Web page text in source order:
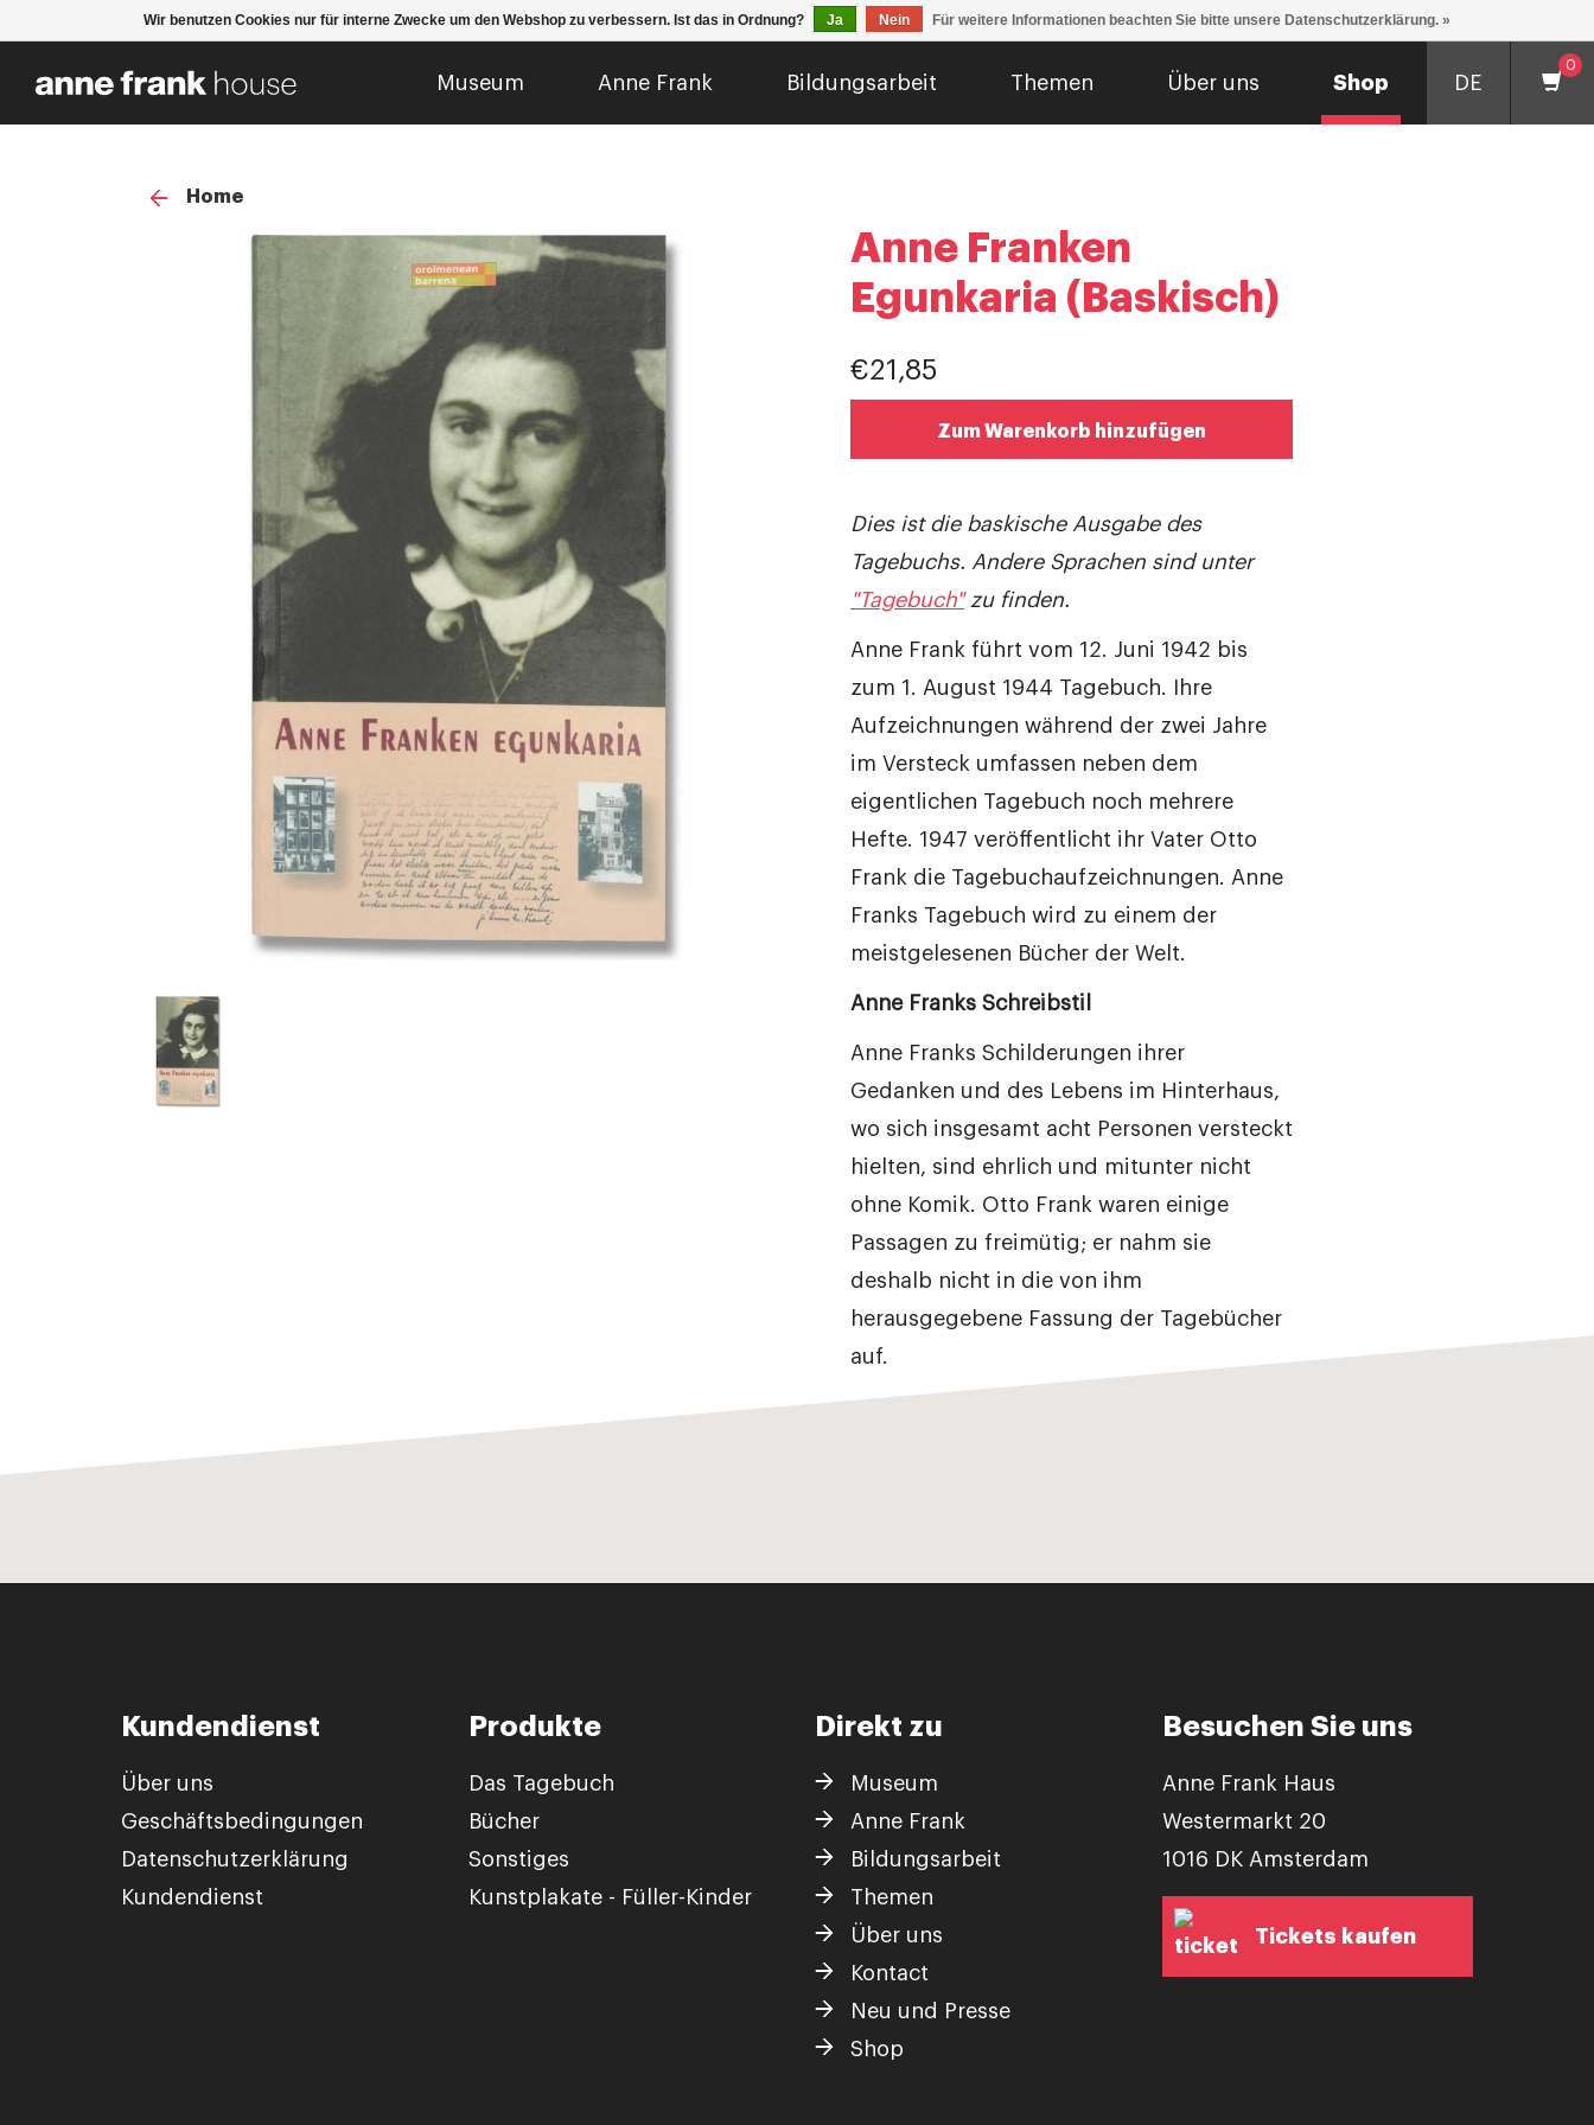
Museum Anne Frank Bildungsarbeit Themen Über uns Shop DE
0
Home
Anne Franken
Egunkaria (Baskisch)
€21,85
Zum Warenkorb hinzufügen
Dies ist die baskische Ausgabe des
Tagebuchs. Andere Sprachen sind unter
"Tagebuch"zu finden.
Anne Frank führt vom 12. Juni 1942 bis
zum 1. August 1944 Tagebuch. Ihre
Aufzeichnungen während der zwei Jahre
im Versteck umfassen neben dem
eigentlichen Tagebuch noch mehrere
Hefte. 1947 veröffentlicht ihr Vater Otto
Frank die Tagebuchaufzeichnungen. Anne
Franks Tagebuch wird zu einem der
meistgelesenen Bücher der Welt.
Anne Franks Schreibstil
Anne Franks Schilderungen ihrer
Gedanken und des Lebens im Hinterhaus,
wo sich insgesamt acht Personen versteckt
hielten, sind ehrlich und mitunter nicht
ohne Komik. Otto Frank waren einige
Passagen zu freimütig; er nahm sie
deshalb nicht in die von ihm
herausgegebene Fassung der Tagebücher
auf.
Kundendienst
Über uns
Geschäftsbedingungen
Datenschutzerklärung
Kundendienst
Produkte
Das Tagebuch
Bücher
Sonstiges
Kunstplakate - Füller-Kinder
Direkt zu
Museum
Anne Frank
Bildungsarbeit
Themen
Über uns
Kontact
Neu und Presse
Shop
Besuchen Sie uns
Anne Frank Haus
Westermarkt 20
1016 DK Amsterdam
Tickets kaufen
Wir benutzen Cookies nur für interne Zwecke um den Webshop zu verbessern. Ist das in Ordnung? Ja Nein Für weitere Informationen beachten Sie bitte unsere Datenschutzerklärung. »